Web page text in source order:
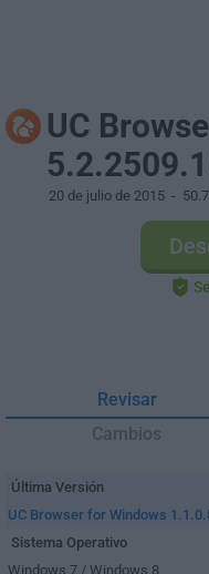
UC
20 de julio de 2015 -
Revisar
Cambios
Última Versión
UC Browser for Windows
Sistema Operativo
Windows 7 / Windows 8